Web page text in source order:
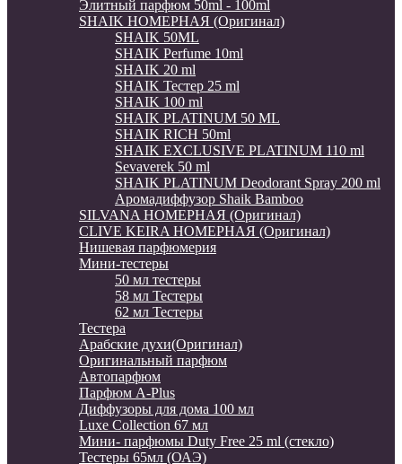
Элитный парфюм 50ml - 100ml
SHAIK НОМЕРНАЯ (Оригинал)
SHAIK 50ML
SHAIK Perfume 10ml
SHAIK 20 ml
SHAIK Тестер 25 ml
SHAIK 100 ml
SHAIK PLATINUM 50 ML
SHAIK RICH 50ml
SHAIK EXCLUSIVE PLATINUM 110 ml
Sevaverek 50 ml
SHAIK PLATINUM Deodorant Spray 200 ml
Аромадиффузор Shaik Bamboo
SILVANA НОМЕРНАЯ (Оригинал)
CLIVE KEIRA НОМЕРНАЯ (Оригинал)
Нишевая парфюмерия
Мини-тестеры
50 мл тестеры
58 мл Тестеры
62 мл Тестеры
Тестера
Арабские духи(Оригинал)
Оригинальный парфюм
Автопарфюм
Парфюм A-Plus
Диффузоры для дома 100 мл
Luxe Collection 67 мл
Мини- парфюмы Duty Free 25 ml (стекло)
Тестеры 65мл (ОАЭ)